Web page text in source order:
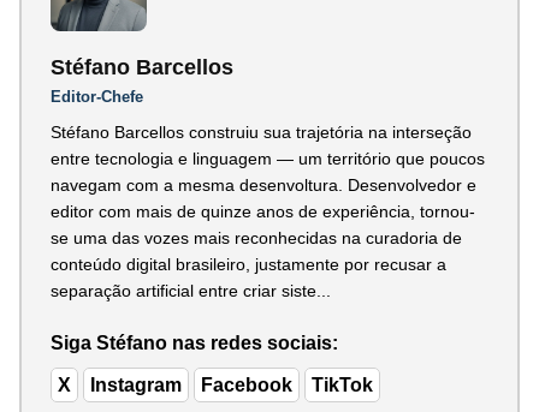
Stéfano Barcellos
Editor-Chefe
Stéfano Barcellos construiu sua trajetória na interseção
entre tecnologia e linguagem — um território que poucos
navegam com a mesma desenvoltura. Desenvolvedor e
editor com mais de quinze anos de experiência, tornou-
se uma das vozes mais reconhecidas na curadoria de
conteúdo digital brasileiro, justamente por recusar a
separação artificial entre criar siste...
Siga Stéfano nas redes sociais:
X Instagram Facebook TikTok